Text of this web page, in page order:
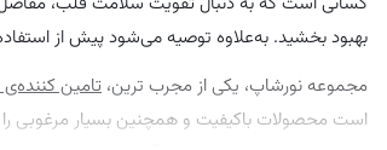
بهبود بخشید. به‌علاوه توصیه می‌شود پیش از
مجموعه نورشاپ، یکی از مجرب ترین، تامین
است محصولات باکیفیت و همچنین بسیار مرغوبی